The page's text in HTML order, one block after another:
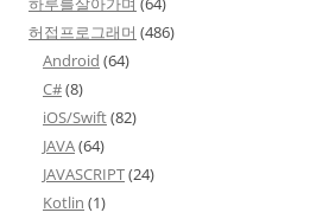
허접프로그래머 (486)
Android (64)
C#(8)
iOS/Swift(82)
JAVA(64)
JAVASCRIPT(24)
Kotlin (1)